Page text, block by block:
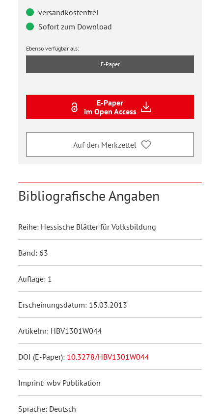
versandkostenfrei
Sofort zum Download
Ebenso verfügbar als:
E-Paper
E-Paper
im Open Access
Auf den Merkzettel
Bibliografische Angaben
Reihe: Hessische Blätter für Volksbildung
Band: 63
Auflage: 1
Erscheinungsdatum: 15.03.2013
Artikelnr: HBV1301W044
DOI (E-Paper): 10.3278/HBV1301W044
Imprint: wbv Publikation
Sprache: Deutsch